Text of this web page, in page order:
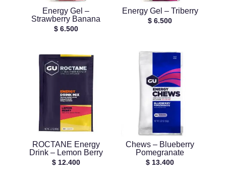
Energy Gel –
Strawberry Banana
$6.500
Energy Gel – Triberry
$ 6.500
ROCTANE Energy
Drink – Lemon Berry
$12.400
Chews – Blueberry
Pomegranate
$ 13.400